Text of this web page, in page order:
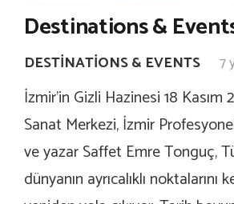
Destinations &
DESTINATIONS & EVENTS 7
İzmir’in Gizli Hazinesi 18 Kasım
Sanat Merkezi, İzmir
ve yazar Saffet Emre Tonguç,
dünyanın ayrıcalıklı